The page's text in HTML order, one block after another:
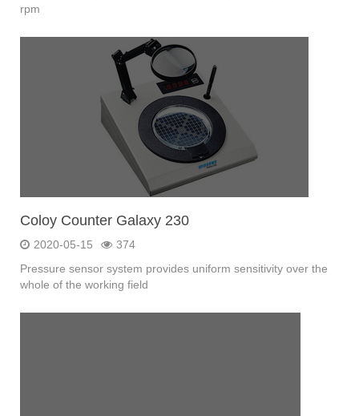
rpm
Coloy Counter Galaxy 230
2020-05-15
374
Pressure sensor system provides uniform sensitivity over the
whole of the working field